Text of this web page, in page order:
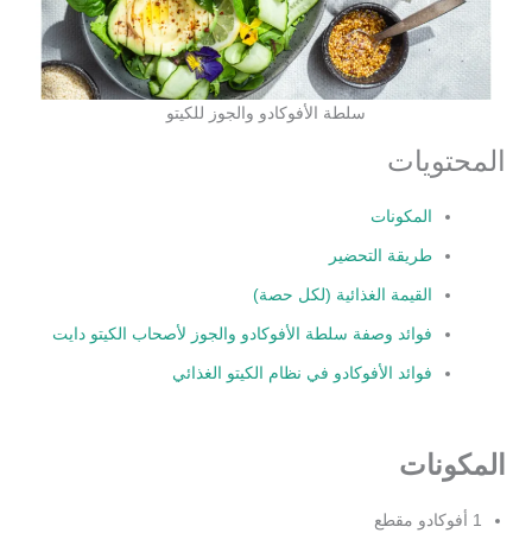
سلطة الأفوكادو والجوز للكيتو
المحتويات
المكونات
طريقة التحضير
القيمة الغذائية (لكل حصة)
فوائد وصفة سلطة الأفوكادو والجوز لأصحاب الكيتو دايت
فوائد الأفوكادو في نظام الكيتو الغذائي
المكونات
1 أفوكادو مقطع